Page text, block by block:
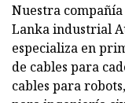
Nuestra compañía
Lanka industrial
especializa en
de cables para
cables para